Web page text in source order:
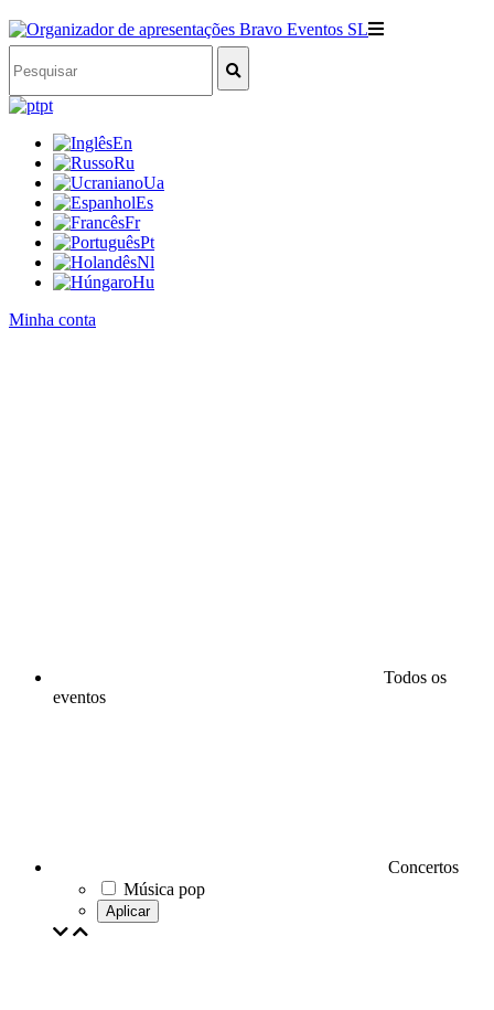
pt
En
Ru
Ua
Es
Fr
Pt
Nl
Hu
Minha conta
Todos os
eventos
Concertos
Música pop
Aplicar